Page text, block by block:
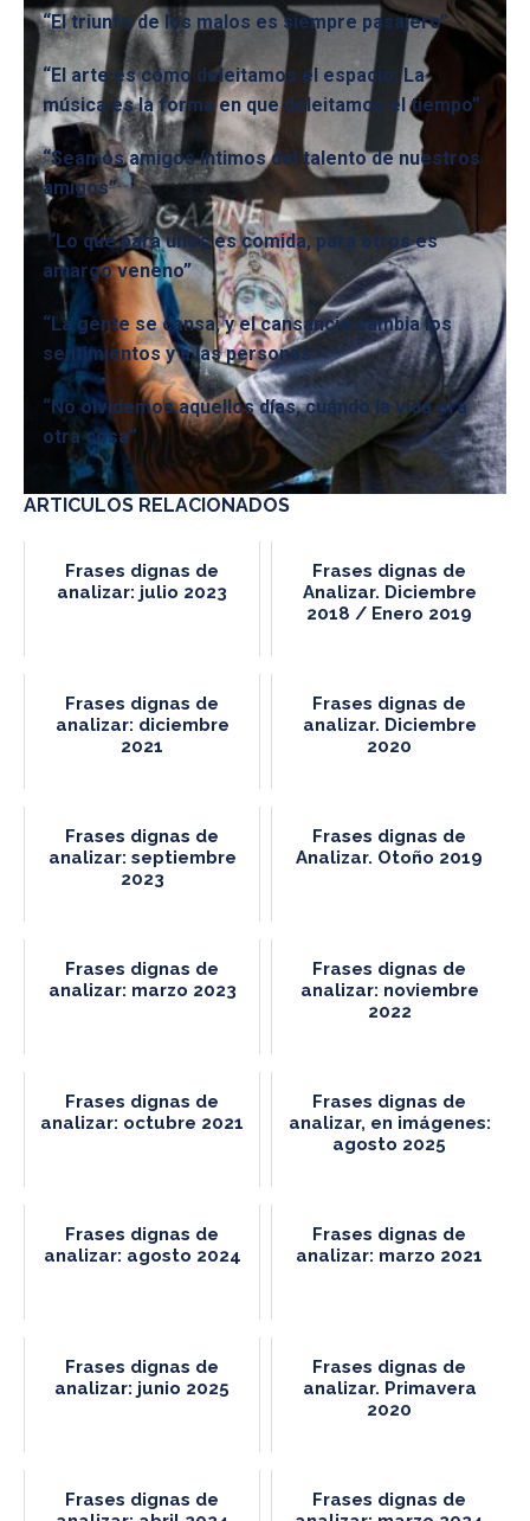
“El triunfo de los malos es siempre pasajero”
“El arte es cómo deleitamos el espacio; La
música es la forma en que deleitamos el tiempo”
“Seamos amigos íntimos del talento de nuestros
amigos”
“Lo que para unos es comida, para otros es
amargo veneno”
“La gente se cansa, y el cansancio cambia los
sentimientos y a las personas”
“No olvidemos aquellos días, cuándo la vida era
otra cosa”
ARTICULOS RELACIONADOS
Frases dignas de
analizar: julio 2023
Frases dignas de
Analizar. Diciembre
2018 / Enero 2019
Frases dignas de
analizar: diciembre
2021
Frases dignas de
analizar. Diciembre
2020
Frases dignas de
analizar: septiembre
2023
Frases dignas de
Analizar. Otoño 2019
Frases dignas de
analizar: marzo 2023
Frases dignas de
analizar: noviembre
2022
Frases dignas de
analizar: octubre 2021
Frases dignas de
analizar, en imágenes:
agosto 2025
Frases dignas de
analizar: agosto 2024
Frases dignas de
analizar: marzo 2021
Frases dignas de
analizar: junio 2025
Frases dignas de
analizar. Primavera
2020
Frases dignas de
Frases dignas de